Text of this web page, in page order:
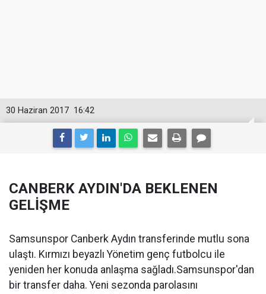
16:42
30 Haziran 2017
CANBERK AYDIN'DA BEKLENEN
GELİŞME
Samsunspor Canberk Aydın transferinde mutlu sona
ulaştı. Kırmızı beyazlı Yönetim genç futbolcu ile
yeniden her konuda anlaşma sağladı.Samsunspor'dan
bir transfer daha. Yeni sezonda parolasını